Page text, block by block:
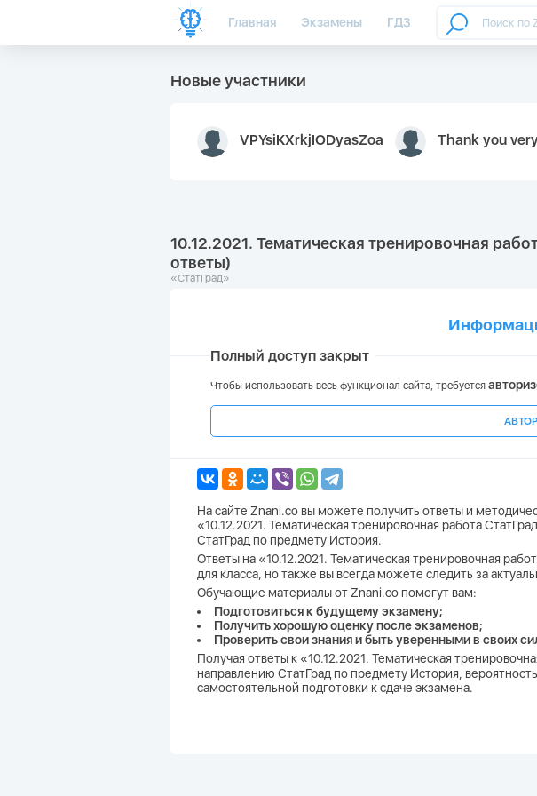
Главная Экзамены ГДЗ
Новые участники
VPYsiKXrkjIODyasZoa Thank you very much for your inquiry We appreciate you 9126052
10.12.2021. Тематическая тренировочная
ответы)
«СтатГрад»
Полный доступ закрыт
Чтобы использовать весь функционал сайта, требуется
На сайте Znani.co вы можете получить ответы и
«10.12.2021. Тематическая тренировочная работа
СтатГрад по предмету История.
Ответы на «10.12.2021. Тематическая тренировочная
для класса, но также вы всегда можете следить за
Обучающие материалы от Znani.co помогут вам:
Подготовиться к будущему экзамену;
Получить хорошую оценку после экзаменов;
Проверить свои знания и быть уверенными в своих
Получая ответы к «10.12.2021. Тематическая
направлению СтатГрад по предмету История,
самостоятельной подготовки к сдаче экзамена.